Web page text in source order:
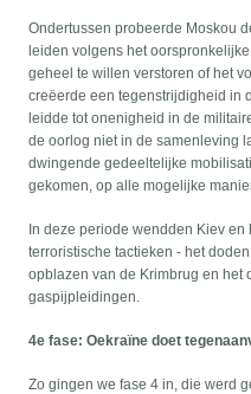
Ondertussen probeerde Moskou
leiden volgens het
geheel te willen verstoren of het
creëerde een tegenstrijdigheid in
leidde tot onenigheid in de
de oorlog niet in de samenleving
dwingende gedeeltelijke
gekomen, op alle mogelijke
In deze periode wendden Kiev
terroristische tactieken - het
opblazen van de Krimbrug en het
gaspijpleidingen.
4e fase: Oekraïne doet
Zo gingen we fase 4 in, die werd